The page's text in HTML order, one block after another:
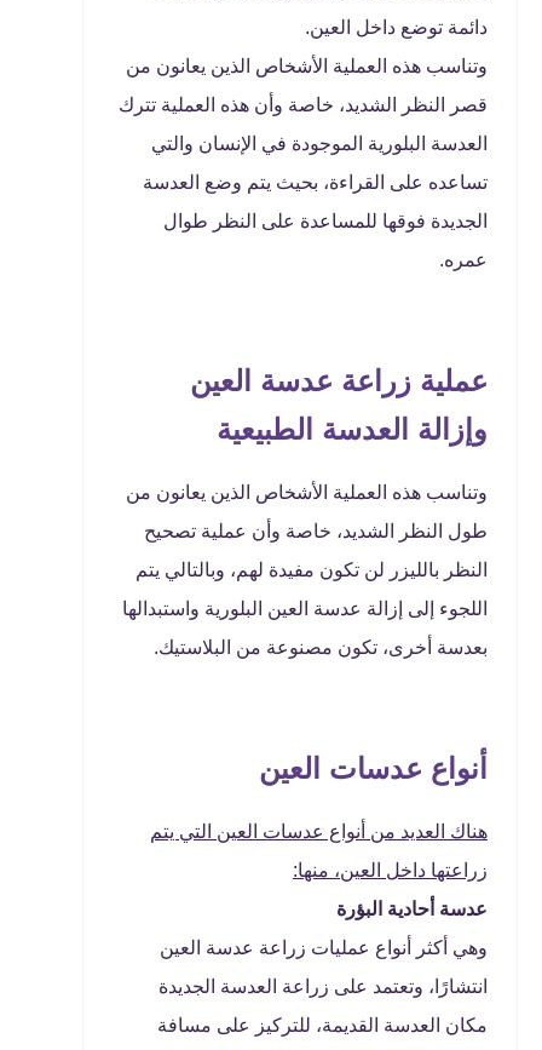
دائمة توضع داخل العين.
وتناسب هذه العملية الأشخاص الذين يعانون من
قصر النظر الشديد، خاصة وأن هذه العملية تترك
العدسة البلورية الموجودة في الإنسان والتي
تساعده على القراءة، بحيث يتم وضع العدسة
الجديدة فوقها للمساعدة على النظر طوال
عمره.
عملية زراعة عدسة العين
وإزالة العدسة الطبيعية
وتناسب هذه العملية الأشخاص الذين يعانون من
طول النظر الشديد، خاصة وأن عملية تصحيح
النظر بالليزر لن تكون مفيدة لهم، وبالتالي يتم
اللجوء إلى إزالة عدسة العين البلورية واستبدالها
بعدسة أخرى، تكون مصنوعة من البلاستيك.
أنواع عدسات العين
هناك العديد من أنواع عدسات العين التي يتم
زراعتها داخل العين، منها:
عدسة أحادية البؤرة
وهي أكثر أنواع عمليات زراعة عدسة العين
انتشارًا، وتعتمد على زراعة العدسة الجديدة
مكان العدسة القديمة، للتركيز على مسافة